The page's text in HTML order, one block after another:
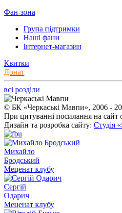
Фан-зона
Група підтримки
Наші фани
Інтернет-магазин
Квитки
Донат
всі розділи
© БК «Черкаські Мавпи», 2006 -
При цитуванні посилання на сайт
Дизайн та розробка сайту: Студія
Михайло
Бродський
Меценат клубу
Сергій
Одарич
Меценат клубу